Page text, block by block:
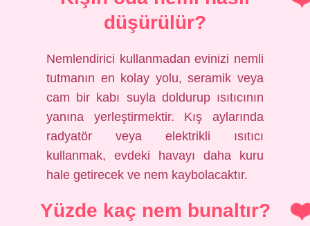
düşürülür?
Nemlendirici kullanmadan evinizi nemli
tutmanın en kolay yolu, seramik veya
cam bir kabı suyla doldurup ısıtıcının
yanına yerleştirmektir. Kış aylarında
radyatör veya elektrikli ısıtıcı
kullanmak, evdeki havayı daha kuru
hale getirecek ve nem kaybolacaktır.
Yüzde kaç nem bunaltır?